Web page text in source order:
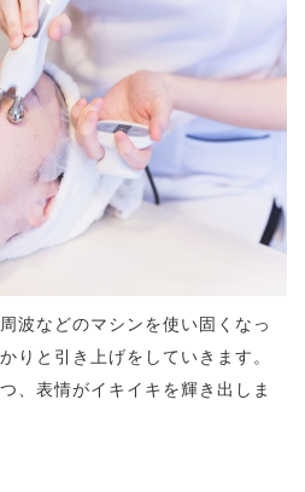
波などのマシンを使い固くなっ
りと引き上げをしていきます。
、表情がイキイキを輝き出しま